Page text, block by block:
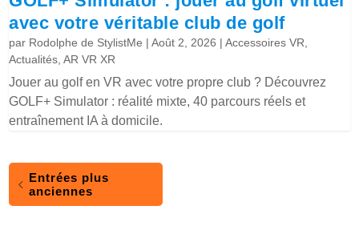
avec votre véritable club de golf
par Rodolphe de StylistMe |Août 2, 2026 |Accessoires VR,
Actualités,AR VR XR
Jouer au golf en VR avec votre propre club ? Découvrez
GOLF+ Simulator : réalité mixte, 40 parcours réels et
entraînement IA à domicile.
Entrées plus
anciennes